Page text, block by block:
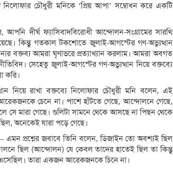
চৌধুরী মনিকে ‘প্রিয় আপা’ সম্বোধন করে একটি
দীর্ঘ ফ্যাসিবাদবিরোধী আন্দোলন-সংগ্রামের সারথি
কিন্তু গতকাল টকশোতে জুলাই-আগস্টের গণ-অভ্যুত্থান
বক্তব্য আমরা ঘৃণাভরে প্রত্যাখ্যান করলাম। আমরা অবগত
সেহেতু জুলাই-আগস্টের গণ-অভ্যুত্থান নিয়ে বক্তব্যে
করি।
নিয়ে রাখা বক্তব্যে নিলোফার চৌধুরী মনি বলেন, এই
চেনে না। পাশে হাঁটতে গেছে, আন্দোলনে গেছে,
মারা গেছে। গুলিটা সামনে থেকে আসছে না পিছন থেকে
অনেকেই যারা পড়ে গেছে।
প্রশ্নের জবাবে তিনি বলেন, ডিজাইন তো অবশ্যই ছিল
ছিল (আন্দোলন) যে কেবল তাদের হাতেই ছিল তা কিন্তু
তারা একজন আরেকজনকে চিনে না।